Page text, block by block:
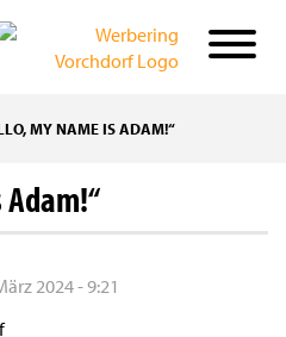
MY NAME IS ADAM!“
2024 - 9:21